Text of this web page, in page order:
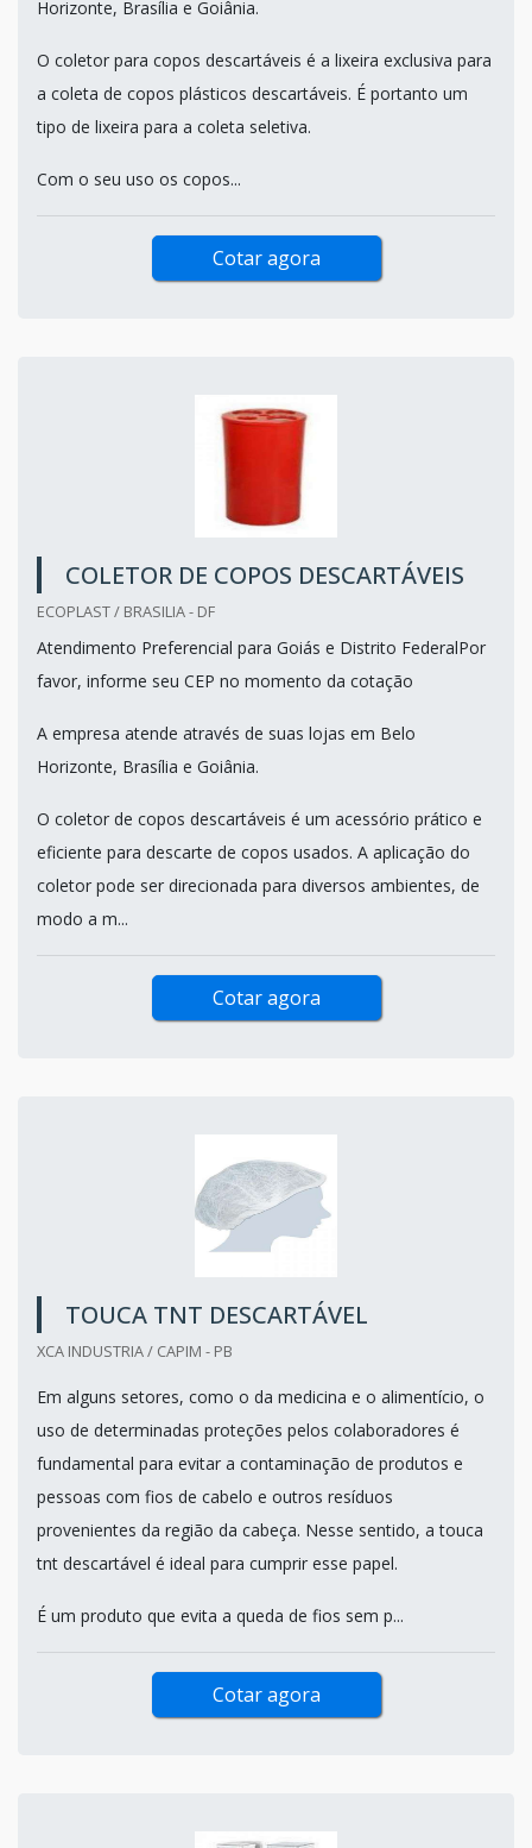
Horizonte, Brasília e Goiânia.
O coletor para copos descartáveis é a lixeira exclusiva para
a coleta de copos plásticos descartáveis. É portanto um
tipo de lixeira para a coleta seletiva.
Com o seu uso os copos...
Cotar agora
COLETOR DE COPOS DESCARTÁVEIS
ECOPLAST / BRASILIA - DF
Atendimento Preferencial para Goiás e Distrito FederalPor
favor, informe seu CEP no momento da cotação
A empresa atende através de suas lojas em Belo
Horizonte, Brasília e Goiânia.
O coletor de copos descartáveis é um acessório prático e
eficiente para descarte de copos usados. A aplicação do
coletor pode ser direcionada para diversos ambientes, de
modo a m...
Cotar agora
TOUCA TNT DESCARTÁVEL
XCA INDUSTRIA / CAPIM - PB
Em alguns setores, como o da medicina e o alimentício, o
uso de determinadas proteções pelos colaboradores é
fundamental para evitar a contaminação de produtos e
pessoas com fios de cabelo e outros resíduos
provenientes da região da cabeça. Nesse sentido, a touca
tnt descartável é ideal para cumprir esse papel.
É um produto que evita a queda de fios sem p...
Cotar agora